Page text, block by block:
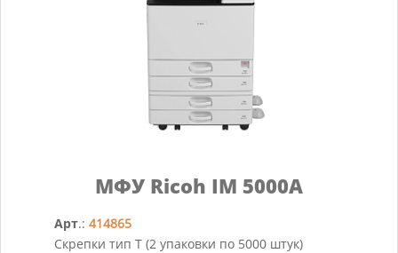
МФУ Ricoh IM 5000A
Арт.: 414865
Скрепки тип T (2 упаковки по 5000 штук)